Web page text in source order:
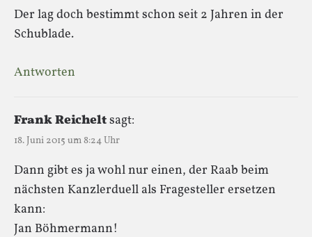
Der lag doch bestimmt schon seit 2 Jahren in der
Schublade.
Antworten
Frank Reicheltsagt:
18. Juni 2015 um 8:24 Uhr
Dann gibt es ja wohl nur einen, der Raab beim
nächsten Kanzlerduell als Fragesteller ersetzen
kann:
Jan Böhmermann!